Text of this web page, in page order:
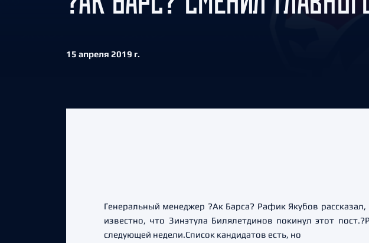
15 апреля 2019 г.
Генеральный менеджер ?Ак Барса? Рафик Якубов
известно, что Зинэтула Билялетдинов покинул этот
следующей недели.Список кандидатов есть, но